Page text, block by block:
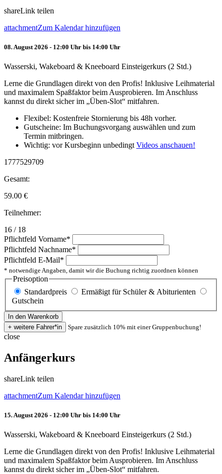
shareLink teilen
attachmentZum Kalendar hinzufügen
08. August 2026 - 12:00 Uhr bis 14:00 Uhr
Wasserski, Wakeboard & Kneeboard Einsteigerkurs (2 Std.)
Lerne die Grundlagen direkt von den Profis! Inklusive Leihmaterial
und maximalem Spaßfaktor beim Ausprobieren. Im Anschluss
kannst du direkt sicher im „Üben-Slot“ mitfahren.
Flexibel: Kostenfreie Stornierung bis 48h vorher.
Gutscheine: Im Buchungsvorgang auswählen und zum
Termin mitbringen.
Wichtig: vor Kursbeginn unbedingt Videos anschauen!
1777529709
Gesamt:
59.00 €
Teilnehmer:
16 / 18
Pflichtfeld Vorname*
Pflichtfeld Nachname*
Pflichtfeld E-Mail*
* notwendige Angaben, damit wir die Buchung richtig zuordnen können
Preisoption
Standardpreis
Ermäßigt für Schüler & Abiturienten
Gutschein
Spare zusätzlich 10% mit einer Gruppenbuchung!
close
Anfängerkurs
shareLink teilen
attachmentZum Kalendar hinzufügen
15. August 2026 - 12:00 Uhr bis 14:00 Uhr
Wasserski, Wakeboard & Kneeboard Einsteigerkurs (2 Std.)
Lerne die Grundlagen direkt von den Profis! Inklusive Leihmaterial
und maximalem Spaßfaktor beim Ausprobieren. Im Anschluss
kannst du direkt sicher im „Üben-Slot“ mitfahren.